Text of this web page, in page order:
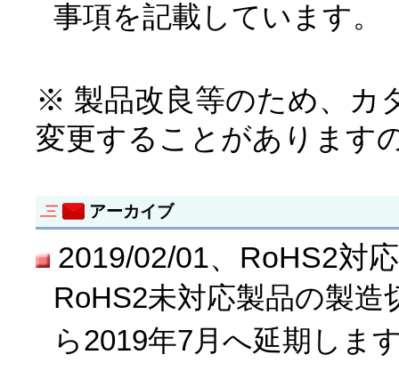
事項を記載しています。
※ 製品改良等のため、カ
変更することがあります
アーカイブ
2019/02/01、RoHS2対
RoHS2未対応製品の製
ら2019年7月へ延期しま